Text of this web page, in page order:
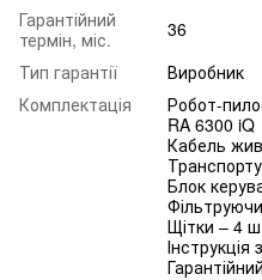
Гарантійний
термін, міс.
36
Тип гарантії
Виробник
Комплектація
Робот-
RA 6300 iQ
Кабель
Блок
Щітки – 4
Інструкція